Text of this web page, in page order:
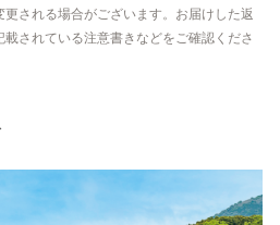
される場合がございます。お届けした返
されている注意書きなどをご確認くださ